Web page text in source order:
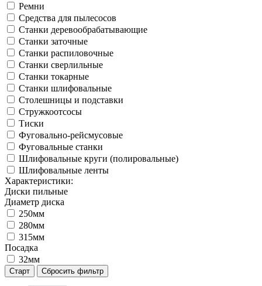
Ремни
Средства для пылесосов
Станки деревообрабатывающие
Станки заточные
Станки распиловочные
Станки сверлильные
Станки токарные
Станки шлифовальные
Столешницы и подставки
Стружкоотсосы
Тиски
Фуговально-рейсмусовые
Фуговальные станки
Шлифовальные круги (полировальные)
Шлифовальные ленты
Характеристики:
Диски пильные
Диаметр диска
250мм
280мм
315мм
Посадка
32мм
Старт Сбросить фильтр